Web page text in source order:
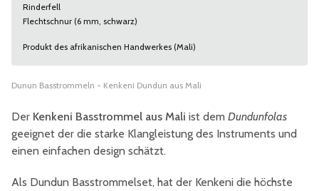
Rinderfell
Flechtschnur (6 mm, schwarz)
Produkt des afrikanischen Handwerkes (Mali)
Dunun Basstrommeln - Kenkeni Dundun aus Mali
Der Kenkeni Basstrommel aus Mali ist dem Dundunfolas
geeignet der die starke Klangleistung des Instruments und
einen einfachen design schätzt.
Als Dundun Basstrommelset, hat der Kenkeni die höchste